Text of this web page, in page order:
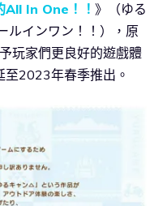
In One！！ 》（ゆる
ルインワン！！），原
玩家們更良好的遊戲體
2023年春季推出。